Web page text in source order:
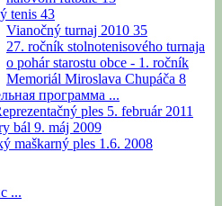
tenis 43
Vianočný turnaj 2010 35
27. ročník stolnotenisového turnaja
o pohár starostu obce - 1. ročník
Memoriál Miroslava Chupáča 8
программа ...
ples 5. február 2011
bál 9. máj 2009
maškarný ples 1.6. 2008
...